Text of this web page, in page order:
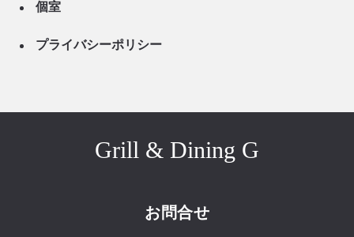
個室
プライバシーポリシー
Grill & Dining G
お問合せ